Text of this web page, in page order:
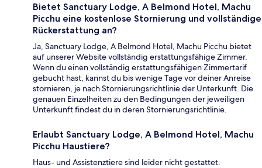
Bietet Sanctuary Lodge, A Belmond Hotel, Machu
Picchu eine kostenlose Stornierung und vollständige
Rückerstattung an?
Ja, Sanctuary Lodge, A Belmond Hotel, Machu Picchu bietet
auf unserer Website vollständig erstattungsfähige Zimmer.
Wenn du einen vollständig erstattungsfähigen Zimmertarif
gebucht hast, kannst du bis wenige Tage vor deiner Anreise
stornieren, je nach Stornierungsrichtlinie der Unterkunft. Die
genauen Einzelheiten zu den Bedingungen der jeweiligen
Unterkunft findest du in deren Stornierungsrichtlinie.
Erlaubt Sanctuary Lodge, A Belmond Hotel, Machu
Picchu Haustiere?
Haus- und Assistenztiere sind leider nicht gestattet.